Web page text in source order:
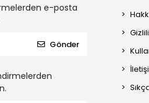
e-posta
Gönder